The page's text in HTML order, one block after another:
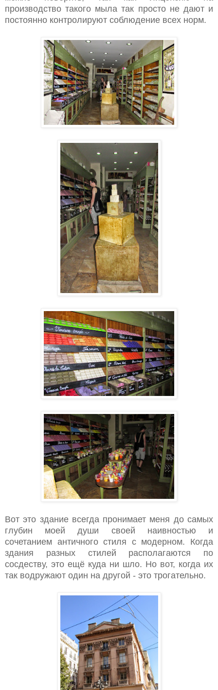
производство такого мыла так просто не дают и
постоянно контролируют соблюдение всех норм.
Вот это здание всегда пронимает меня до самых
глубин моей души своей наивностью и
сочетанием античного стиля с модерном. Когда
здания разных стилей располагаются по
сосдеству, это ещё куда ни шло. Но вот, когда их
так водружают один на другой - это трогательно.